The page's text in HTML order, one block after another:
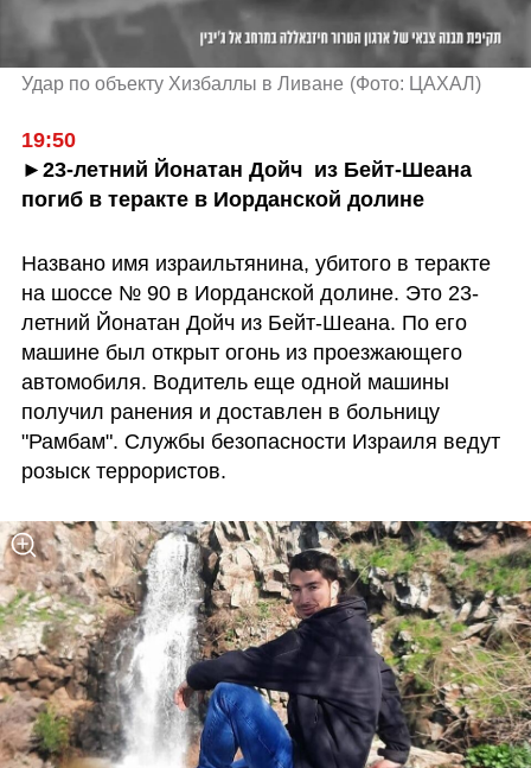
Удар по объекту Хизбаллы в Ливане (Фото: ЦАХАЛ)
19:50
►23-летний Йонатан Дойч  из Бейт-Шеана
погиб в теракте в Иорданской долине
Названо имя израильтянина, убитого в теракте
на шоссе № 90 в Иорданской долине. Это 23-
летний Йонатан Дойч из Бейт-Шеана. По его
машине был открыт огонь из проезжающего
автомобиля. Водитель еще одной машины
получил ранения и доставлен в больницу
"Рамбам". Службы безопасности Израиля ведут
розыск террористов.